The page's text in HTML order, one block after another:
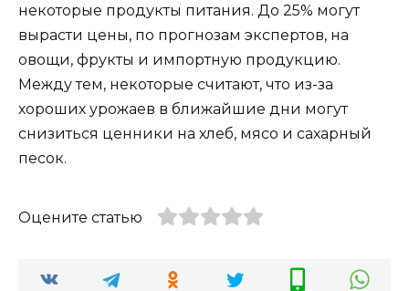
некоторые продукты питания. До 25% могут
вырасти цены, по прогнозам экспертов, на
овощи, фрукты и импортную продукцию.
Между тем, некоторые считают, что из-за
хороших урожаев в ближайшие дни могут
снизиться ценники на хлеб, мясо и сахарный
песок.
Оцените статью